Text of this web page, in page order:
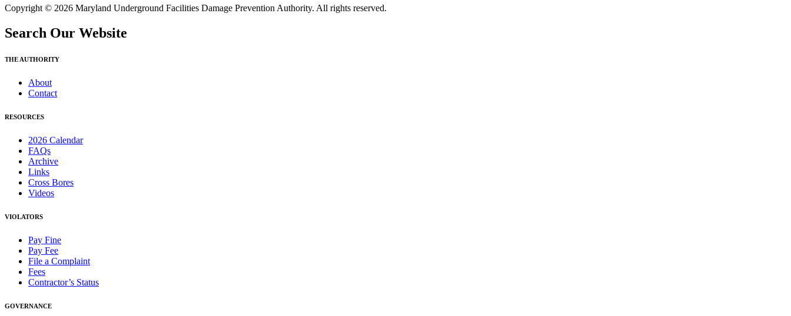
Copyright © 2026 Maryland Underground Facilities Damage Prevention Authority. All rights reserved.
Search Our Website
THE AUTHORITY
About
Contact
RESOURCES
2026 Calendar
FAQs
Archive
Links
Cross Bores
Videos
VIOLATORS
Pay Fine
Pay Fee
File a Complaint
Fees
Contractor’s Status
GOVERNANCE